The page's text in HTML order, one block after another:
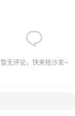
暂无评论，快来抢沙发~